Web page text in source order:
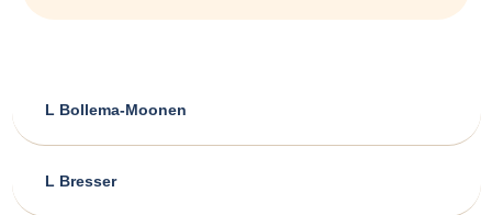
L Bollema-Moonen
L Bresser